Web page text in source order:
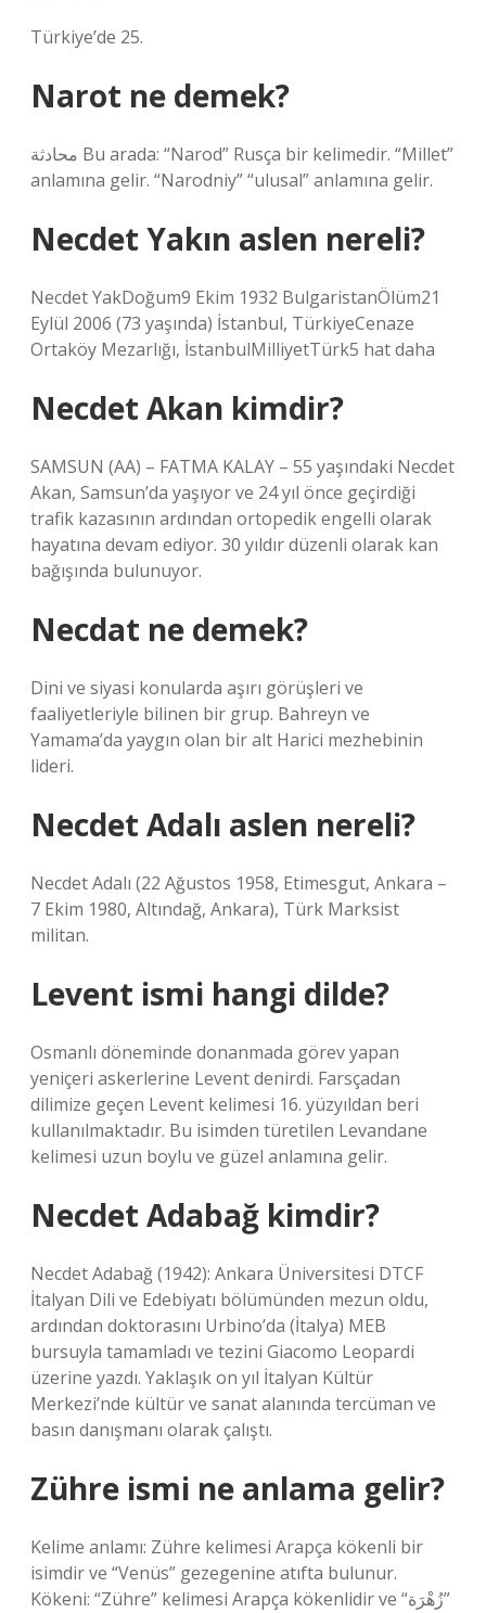
Türkiye’de 25.
Narot ne demek?
محادثة Bu arada: “Narod” Rusça bir kelimedir. “Millet”
anlamına gelir. “Narodniy” “ulusal” anlamına gelir.
Necdet Yakın aslen nereli?
Necdet YakDoğum9 Ekim 1932 BulgaristanÖlüm21
Eylül 2006 (73 yaşında) İstanbul, TürkiyeCenaze
Ortaköy Mezarlığı, İstanbulMilliyetTürk5 hat daha
Necdet Akan kimdir?
SAMSUN (AA) – FATMA KALAY – 55 yaşındaki Necdet
Akan, Samsun’da yaşıyor ve 24 yıl önce geçirdiği
trafik kazasının ardından ortopedik engelli olarak
hayatına devam ediyor. 30 yıldır düzenli olarak kan
bağışında bulunuyor.
Necdat ne demek?
Dini ve siyasi konularda aşırı görüşleri ve
faaliyetleriyle bilinen bir grup. Bahreyn ve
Yamama’da yaygın olan bir alt Harici mezhebinin
lideri.
Necdet Adalı aslen nereli?
Necdet Adalı (22 Ağustos 1958, Etimesgut, Ankara –
7 Ekim 1980, Altındağ, Ankara), Türk Marksist
militan.
Levent ismi hangi dilde?
Osmanlı döneminde donanmada görev yapan
yeniçeri askerlerine Levent denirdi. Farsçadan
dilimize geçen Levent kelimesi 16. yüzyıldan beri
kullanılmaktadır. Bu isimden türetilen Levandane
kelimesi uzun boylu ve güzel anlamına gelir.
Necdet Adabağ kimdir?
Necdet Adabağ (1942): Ankara Üniversitesi DTCF
İtalyan Dili ve Edebiyatı bölümünden mezun oldu,
ardından doktorasını Urbino’da (İtalya) MEB
bursuyla tamamladı ve tezini Giacomo Leopardi
üzerine yazdı. Yaklaşık on yıl İtalyan Kültür
Merkezi’nde kültür ve sanat alanında tercüman ve
basın danışmanı olarak çalıştı.
Zühre ismi ne anlama gelir?
Kelime anlamı: Zühre kelimesi Arapça kökenli bir
isimdir ve “Venüs” gezegenine atıfta bulunur.
Kökeni: “Zühre” kelimesi Arapça kökenlidir ve “زُهْرَة”